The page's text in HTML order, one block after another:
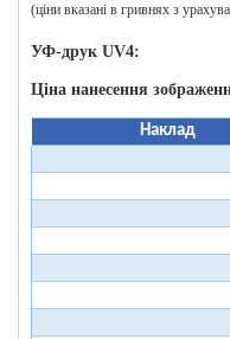
(ціни вказані в гривнях з
УФ-друк UV4:
Ціна нанесення
Наклад